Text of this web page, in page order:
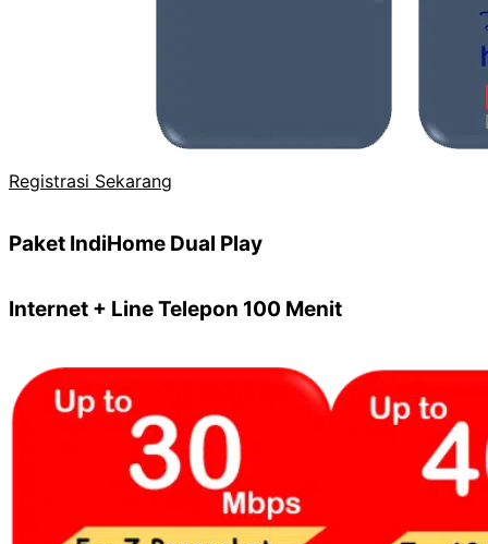
Registrasi Sekarang
Paket IndiHome Dual Play
Internet + Line Telepon 100 Menit